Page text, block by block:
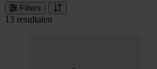
Filters
13 resultaten